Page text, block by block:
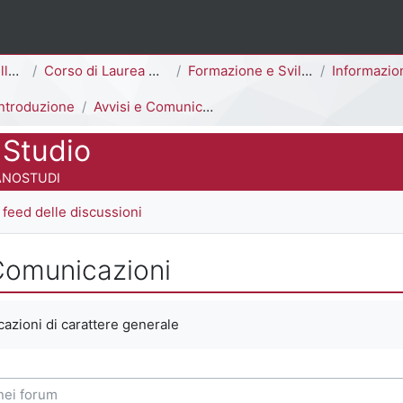
Area di Scienze della Formazione Corso di Laurea Magistrale Formazione e Sviluppo delle Risorse Umane [F5703R - F5701R] Informazioni Generali
Avvisi e Comunicazioni
corso
feed delle discussioni
di carattere generale